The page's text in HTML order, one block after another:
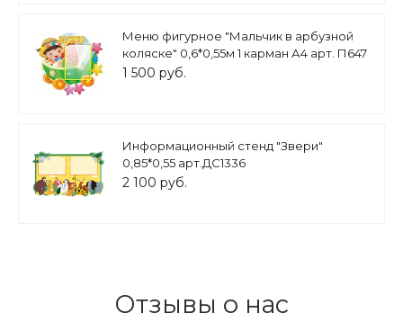
Меню фигурное "Мальчик в арбузной
коляске" 0,6*0,55м 1 карман А4 арт. П647
1 500 руб.
Информационный стенд "Звери"
0,85*0,55 арт.ДС1336
2 100 руб.
Отзывы о нас